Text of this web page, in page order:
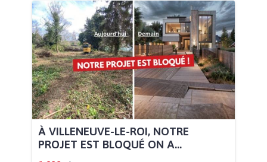
À VILLENEUVE-LE-ROI, NOTRE
PROJET EST BLOQUÉ ON A...